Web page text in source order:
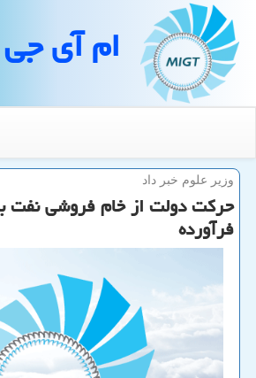
ام آی
وزیر علوم خبر داد
حركت دولت از خام فروشی
فرآورده